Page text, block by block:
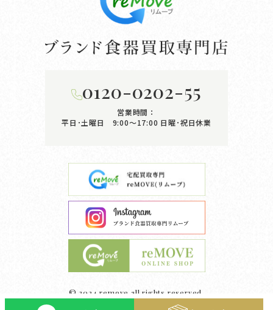
0120-0202-55
営業時間：
平日･土曜日 9:00〜17:00 日曜･祝日休業
© 2024 remove all rights reserved.